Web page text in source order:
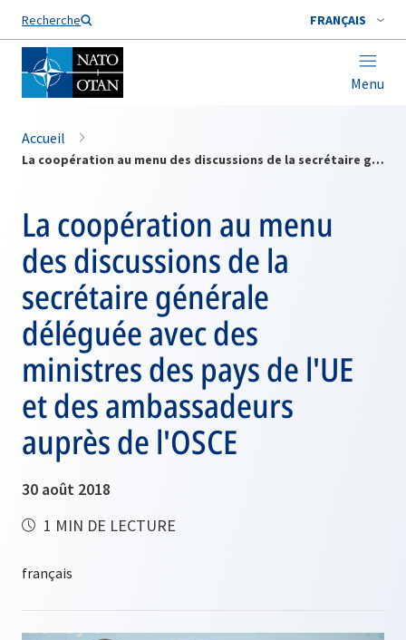
Recherche FRANÇAIS
Menu
Nom de famille*
Accueil
La coopération au menu des discussions de la secrétaire générale déléguée avec des ministres des pays de l'UE et des ambassadeurs auprès de l'OSCE
La coopération au menu
des discussions de la
secrétaire générale
déléguée avec des
ministres des pays de l'UE
et des ambassadeurs
auprès de l'OSCE
30 août 2018
1 MIN DE LECTURE